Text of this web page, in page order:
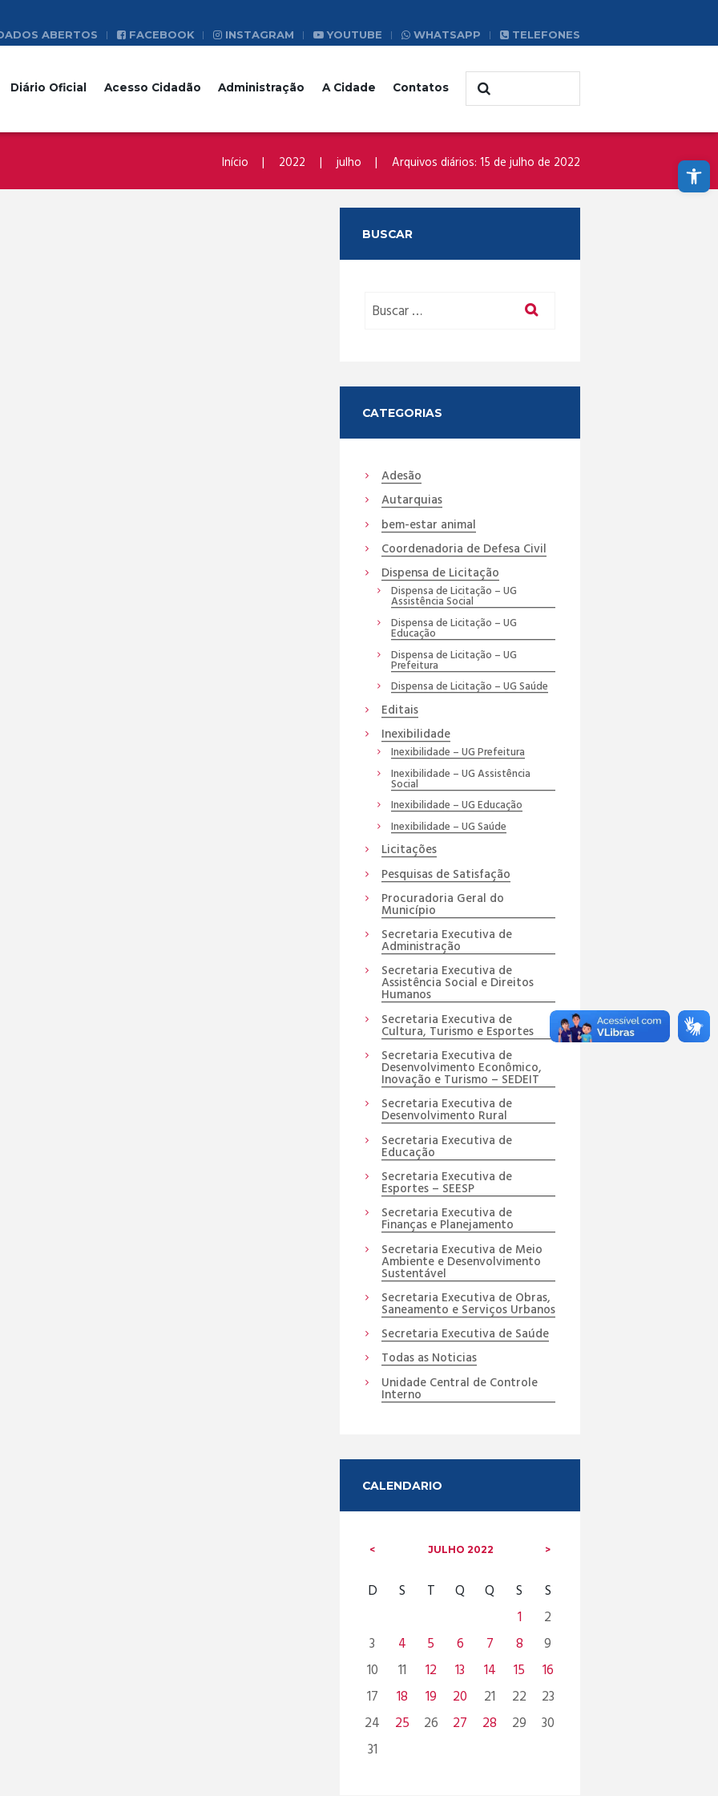
Abrir a barra de ferramentas
ABERTOS FACEBOOK INSTAGRAM YOUTUBE WHATSAPP TELEFONES
Diário Oficial Acesso Cidadão Administração A Cidade Contatos
Início 2022 julho Arquivos diários: 15 de julho de 2022
BUSCAR
CATEGORIAS
Adesão
Autarquias
bem-estar animal
Coordenadoria de Defesa Civil
Dispensa de Licitação
Dispensa de Licitação – UG
Assistência Social
Dispensa de Licitação – UG
Educação
Dispensa de Licitação – UG
Prefeitura
Dispensa de Licitação – UG Saúde
Editais
Inexibilidade
Inexibilidade – UG Prefeitura
Inexibilidade – UG Assistência
Social
Inexibilidade – UG Educação
Inexibilidade – UG Saúde
Licitações
Pesquisas de Satisfação
Procuradoria Geral do
Município
Secretaria Executiva de
Administração
Secretaria Executiva de
Assistência Social e Direitos
Humanos
Secretaria Executiva de
Cultura, Turismo e Esportes
Secretaria Executiva de
Desenvolvimento Econômico,
Inovação e Turismo – SEDEIT
Secretaria Executiva de
Desenvolvimento Rural
Secretaria Executiva de
Educação
Secretaria Executiva de
Esportes – SEESP
Secretaria Executiva de
Finanças e Planejamento
Secretaria Executiva de Meio
Ambiente e Desenvolvimento
Sustentável
Secretaria Executiva de Obras,
Saneamento e Serviços Urbanos
Secretaria Executiva de Saúde
Todas as Noticias
Unidade Central de Controle
Interno
CALENDARIO
JULHO2022
D S T Q Q S
S
1
2
3
4 5 6 7 8
9
10
11 12 13 14 15
16
17
18 19 20 21 22
23
24
25 26 27 28 29
30
31